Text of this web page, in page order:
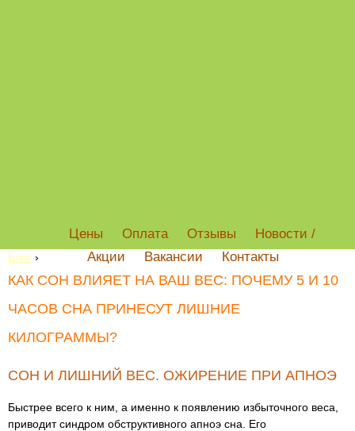
Цены Оплата Отзывы
Новости /
Акции
Вакансии Контакты
Блог ›
КАК СОН ВЛИЯЕТ НА ВАШ ВЕС: ПОЧЕМУ 5 И 10
ЧАСОВ СНА ПРИНЕСУТ ЛИШНИЕ
КИЛОГРАММЫ?
СОН И ЛИШНИЙ ВЕС. ОЖИРЕНИЕ ПРИ АПНОЭ
Быстрее всего к ним, а именно к появлению избыточного веса,
приводит синдром обструктивного апноэ сна. Его